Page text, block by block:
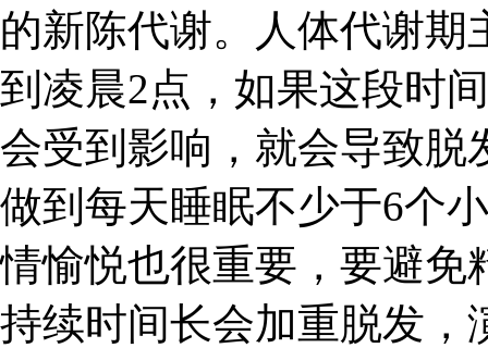
的新陈代谢。人体代谢期
到凌晨2点，如果这段时
会受到影响，就会导致脱
做到每天睡眠不少于6个
情愉悦也很重要，要避免
持续时间长会加重脱发，